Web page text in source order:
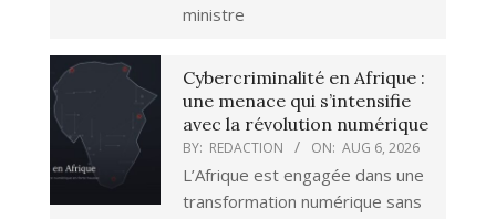
ministre
Cybercriminalité en Afrique :
une menace qui s’intensifie
avec la révolution numérique
BY: REDACTION ON: AUG 6, 2026
L’Afrique est engagée dans une
transformation numérique sans